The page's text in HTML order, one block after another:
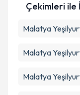
Çekimleri ile
Malatya
Malatya
Malatya